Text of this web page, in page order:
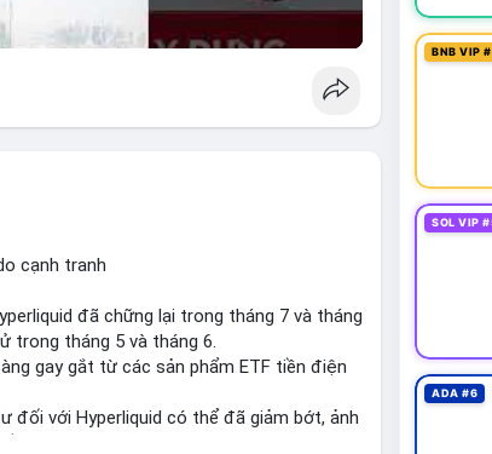
cạnh tranh
đã chững lại trong tháng 7 và tháng
trong tháng 5 và tháng 6.
gay gắt từ các sản phẩm ETF tiền điện
đối với Hyperliquid có thể đã giảm bớt, ảnh
BNB VIP
SOL VIP
ADA #6